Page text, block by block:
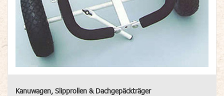
Kanuwagen, Slipprollen & Dachgepäckträger